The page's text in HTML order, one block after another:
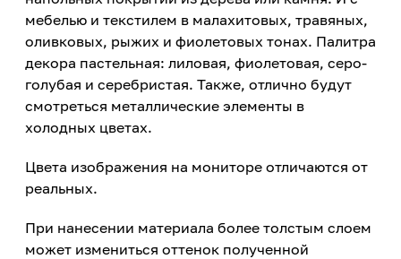
мебелью и текстилем в малахитовых, травяных,
оливковых, рыжих и фиолетовых тонах. Палитра
декора пастельная: лиловая, фиолетовая, серо-
голубая и серебристая. Также, отлично будут
смотреться металлические элементы в
холодных цветах.
Цвета изображения на мониторе отличаются от
реальных.
При нанесении материала более толстым слоем
может измениться оттенок полученной